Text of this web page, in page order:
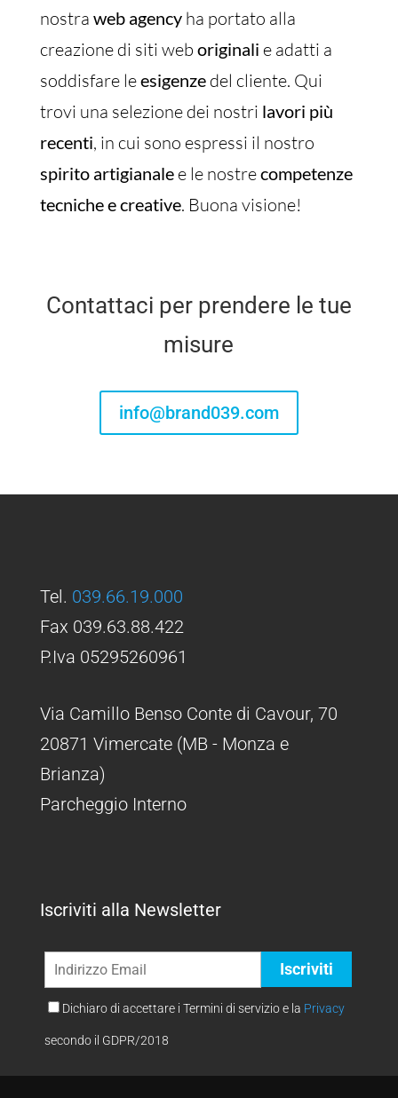
nostra web agencyha portato alla
creazione di siti web originali e adatti a
soddisfare leesigenzedel cliente. Qui
trovi una selezione dei nostri lavori più
recenti, in cui sono espressi il nostro
spirito artigianalee le nostrecompetenze
tecniche e creative. Buona visione!
Contattaci per prendere le tue
misure
info@brand039.com
Tel. 039.66.19.000
Fax 039.63.88.422
P.Iva 05295260961
Via Camillo Benso Conte di Cavour, 70
20871 Vimercate (MB - Monza e
Brianza)
Parcheggio Interno
Iscriviti alla Newsletter
Dichiaro di accettare i Termini di servizio e la Privacy
secondo il GDPR/2018